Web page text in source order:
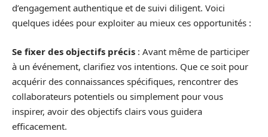
d’engagement authentique et de suivi diligent. Voici
quelques idées pour exploiter au mieux ces opportunités :
Se fixer des objectifs précis : Avant même de participer
à un événement, clarifiez vos intentions. Que ce soit pour
acquérir des connaissances spécifiques, rencontrer des
collaborateurs potentiels ou simplement pour vous
inspirer, avoir des objectifs clairs vous guidera
efficacement.